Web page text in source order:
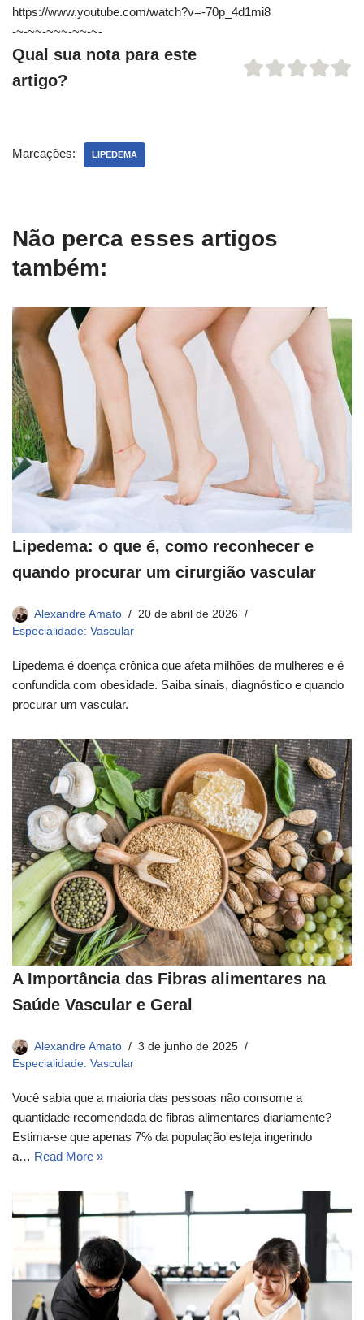
https://www.youtube.com/watch?v=-70p_4d1mi8
-~-~~-~~~-~~-~-
Qual sua nota para este
artigo?
Marcações: LIPEDEMA
Não perca esses artigos
também:
Lipedema: o que é, como reconhecer e
quando procurar um cirurgião vascular
Alexandre Amato
20 de abril de 2026
Especialidade: Vascular
Lipedema é doença crônica que afeta milhões de mulheres e é
confundida com obesidade. Saiba sinais, diagnóstico e quando
procurar um vascular.
A Importância das Fibras alimentares na
Saúde Vascular e Geral
Alexandre Amato
3 de junho de 2025
Especialidade: Vascular
Você sabia que a maioria das pessoas não consome a
quantidade recomendada de fibras alimentares diariamente?
Estima-se que apenas 7% da população esteja ingerindo
a… Read More »